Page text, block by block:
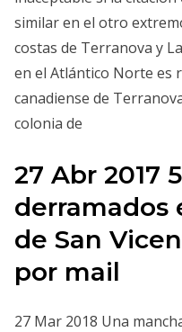
similar en el otro
costas de Terranova y
en el Atlántico Norte es
canadiense de
colonia de
27 Abr 2017
derramados
de San
por mail
27 Mar 2018 Una